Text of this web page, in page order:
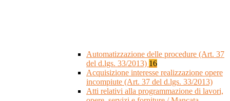
Automatizzazione delle procedure (Art. 37
del d.lgs. 33/2013) 16
Acquisizione interesse realizzazione opere
incompiute (Art. 37 del d.lgs. 33/2013)
Atti relativi alla programmazione di lavori,